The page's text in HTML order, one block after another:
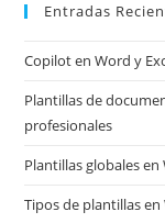
Entradas
Copilot en Word y
Plantillas de
profesionales
Plantillas globales
Tipos de plantillas en